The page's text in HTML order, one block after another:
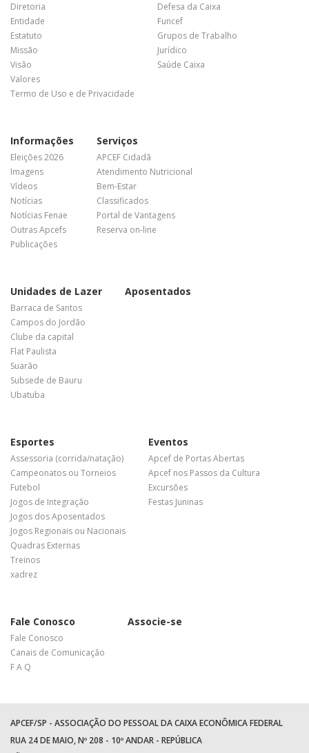
Diretoria
Entidade
Estatuto
Missão
Visão
Valores
Termo de Uso e de Privacidade
Defesa da Caixa
Funcef
Grupos de Trabalho
Jurídico
Saúde Caixa
Informações
Eleições 2026
Imagens
Vídeos
Notícias
Notícias Fenae
Outras Apcefs
Publicações
Serviços
APCEF Cidadã
Atendimento Nutricional
Bem-Estar
Classificados
Portal de Vantagens
Reserva on-line
Unidades de Lazer
Barraca de Santos
Campos do Jordão
Clube da capital
Flat Paulista
Suarão
Subsede de Bauru
Ubatuba
Aposentados
Esportes
Assessoria (corrida/natação)
Campeonatos ou Torneios
Futebol
Jogos de Integração
Jogos dos Aposentados
Jogos Regionais ou Nacionais
Quadras Externas
Treinos
xadrez
Eventos
Apcef de Portas Abertas
Apcef nos Passos da Cultura
Excursões
Festas Juninas
Fale Conosco
Fale Conosco
Canais de Comunicação
F A Q
Associe-se
APCEF/SP - ASSOCIAÇÃO DO PESSOAL DA CAIXA ECONÔMICA FEDERAL
RUA 24 DE MAIO, Nº 208 - 10º ANDAR - REPÚBLICA